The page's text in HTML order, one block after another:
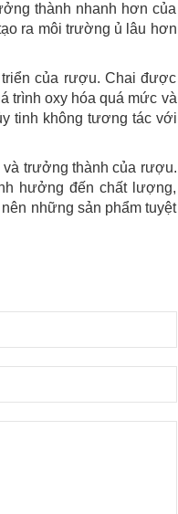
thành nhanh hơn của
ra môi trường ủ lâu hơn
của rượu. Chai được
trình oxy hóa quá mức và
tinh không tương tác với
và trưởng thành của rượu.
hưởng đến chất lượng,
những sản phẩm tuyệt